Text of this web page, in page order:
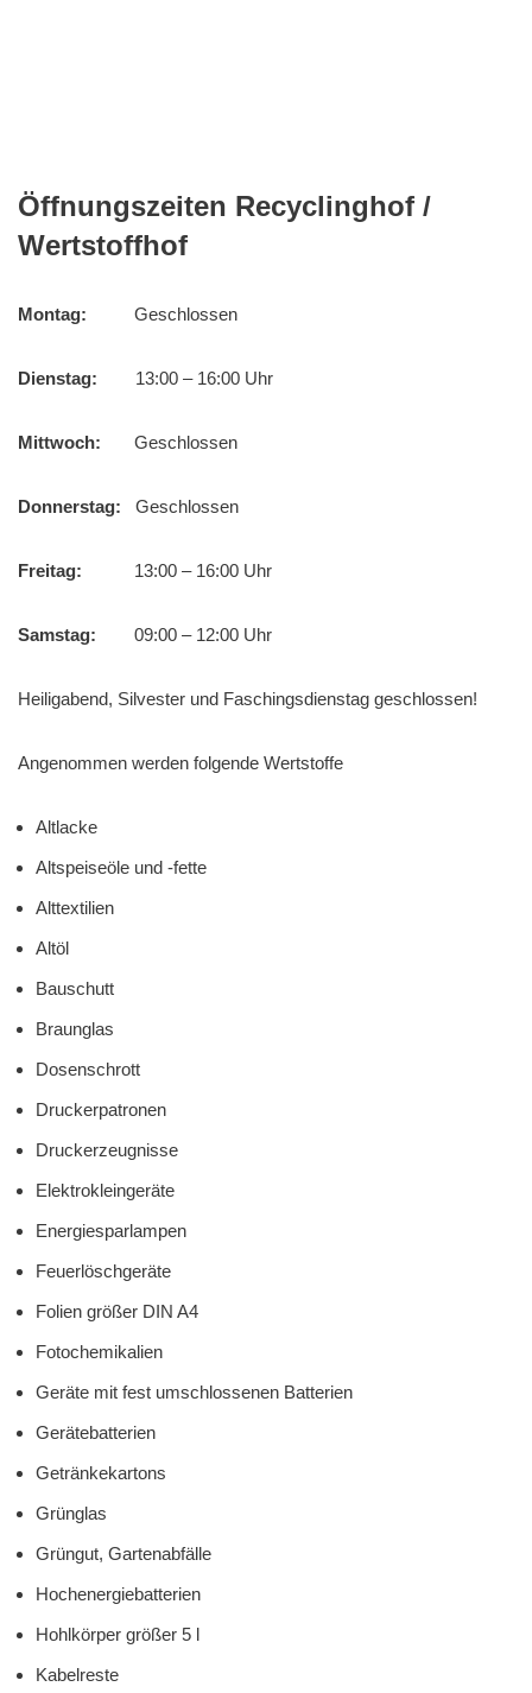
Öffnungszeiten Recyclinghof /
Wertstoffhof
Montag: Geschlossen
Dienstag: 13:00 – 16:00 Uhr
Mittwoch: Geschlossen
Donnerstag: Geschlossen
Freitag: 13:00 – 16:00 Uhr
Samstag: 09:00 – 12:00 Uhr
Heiligabend, Silvester und Faschingsdienstag geschlossen!
Angenommen werden folgende Wertstoffe
Altlacke
Altspeiseöle und -fette
Alttextilien
Altöl
Bauschutt
Braunglas
Dosenschrott
Druckerpatronen
Druckerzeugnisse
Elektrokleingeräte
Energiesparlampen
Feuerlöschgeräte
Folien größer DIN A4
Fotochemikalien
Geräte mit fest umschlossenen Batterien
Gerätebatterien
Getränkekartons
Grünglas
Grüngut, Gartenabfälle
Hochenergiebatterien
Hohlkörper größer 5 l
Kabelreste